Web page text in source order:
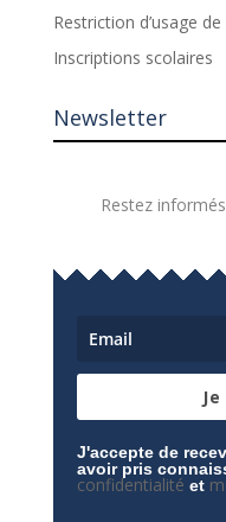
Restriction d’usage de
Inscriptions scolaires
Newsletter
Restez
J'accepte de
avoir pris
confidentialité et